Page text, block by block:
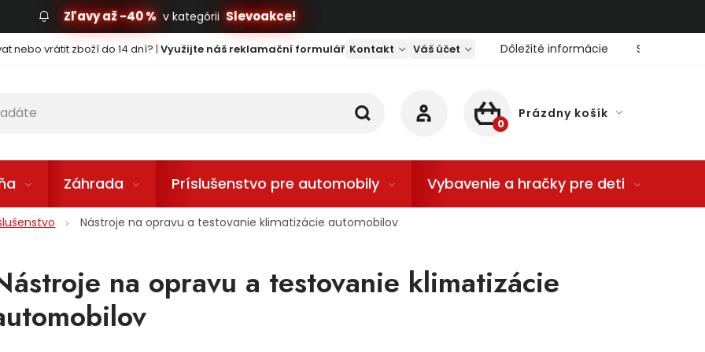
Zľavy až -40 % v kategórii Slevoakce!
nebo vrátit zboží do 14 dní? | Využijte náš reklamační formulář Kontakt Váš účet Dôležité informácie Servis
NÁKUPNÝ KOŠÍK
Prázdny košík
Záhrada Príslušenstvo pre automobily Vybavenie a hračky pre deti
Nástroje na opravu a testovanie klimatizácie automobilov
na opravu a testovanie klimatizácie